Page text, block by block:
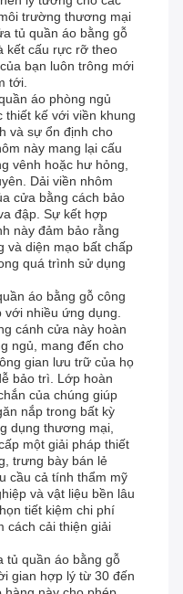
trường thương mại
tủ quần áo bằng gỗ
kết cấu rực rỡ theo
bạn luôn trông mới
tới.
áo phòng ngủ
thiết kế với viền khung
và sự ổn định cho
này mang lại cấu
vênh hoặc hư hỏng,
Dải viền nhôm
cửa bằng cách bảo
đập. Sự kết hợp
này đảm bảo rằng
và diện mạo bất chấp
quá trình sử dụng
áo bằng gỗ công
với nhiều ứng dụng.
cánh cửa này hoàn
ngủ, mang đến cho
gian lưu trữ của họ
bảo trì. Lớp hoàn
của chúng giúp
nắp trong bất kỳ
dụng thương mại,
một giải pháp thiết
trưng bày bán lẻ
cầu cả tính thẩm mỹ
và vật liệu bền lâu
tiết kiệm chi phí
cách cải thiện giải
tủ quần áo bằng gỗ
gian hợp lý từ 30 đến